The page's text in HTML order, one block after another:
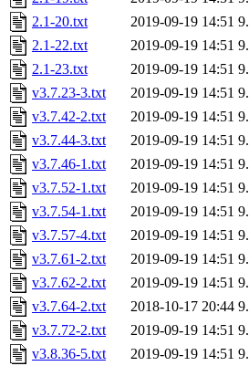
2.1-20.txt
2019-09-19 14:51
2.1-22.txt
2019-09-19 14:51
2.1-23.txt
2019-09-19 14:51
v3.7.23-3.txt
2019-09-19 14:51
v3.7.42-2.txt
2019-09-19 14:51
v3.7.44-3.txt
2019-09-19 14:51
v3.7.46-1.txt
2019-09-19 14:51
v3.7.52-1.txt
2019-09-19 14:51
v3.7.54-1.txt
2019-09-19 14:51
v3.7.57-4.txt
2019-09-19 14:51
v3.7.61-2.txt
2019-09-19 14:51
v3.7.62-2.txt
2019-09-19 14:51
v3.7.64-2.txt
2018-10-17 20:44
v3.7.72-2.txt
2019-09-19 14:51
v3.8.36-5.txt
2019-09-19 14:51